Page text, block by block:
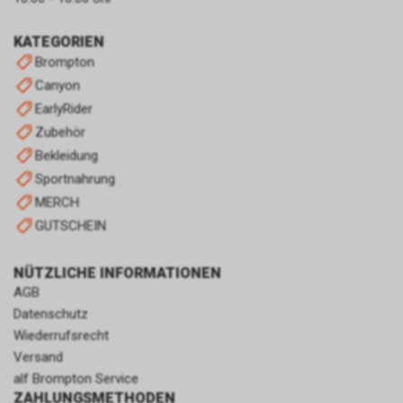
KATEGORIEN
Brompton
Canyon
EarlyRider
Zubehör
Bekleidung
Sportnahrung
MERCH
GUTSCHEIN
NÜTZLICHE INFORMATIONEN
AGB
Datenschutz
Wiederrufsrecht
Versand
alf Brompton Service
ZAHLUNGSMETHODEN